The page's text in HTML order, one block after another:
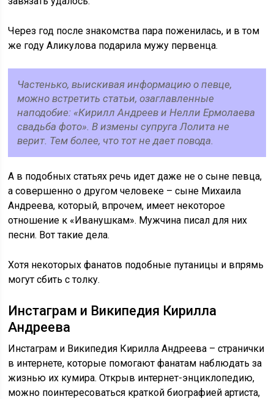
Через год после знакомства пара поженилась, и в том
же году Аликулова подарила мужу первенца.
Частенько, выискивая информацию о певце,
можно встретить статьи, озаглавленные
наподобие: «Кирилл Андреев и Нелли Ермолаева
свадьба фото». В измены супруга Лолита не
верит. Тем более, что тот не дает повода.
А в подобных статьях речь идет даже не о сыне певца,
а совершенно о другом человеке – сыне Михаила
Андреева, который, впрочем, имеет некоторое
отношение к «Иванушкам». Мужчина писал для них
песни. Вот такие дела.
Хотя некоторых фанатов подобные путаницы и впрямь
могут сбить с толку.
Инстаграм и Википедия Кирилла
Андреева
Инстаграм и Википедия Кирилла Андреева – странички
в интернете, которые помогают фанатам наблюдать за
жизнью их кумира. Открыв интернет-энциклопедию,
можно поинтересоваться краткой биографией артиста,